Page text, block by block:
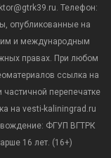
Телефон:
опубликованные на
и международным
правах. При любом
ссылка на
перепечатке
на vesti-kaliningrad.ru
ФГУП ВГТРК
16 лет. (16+)